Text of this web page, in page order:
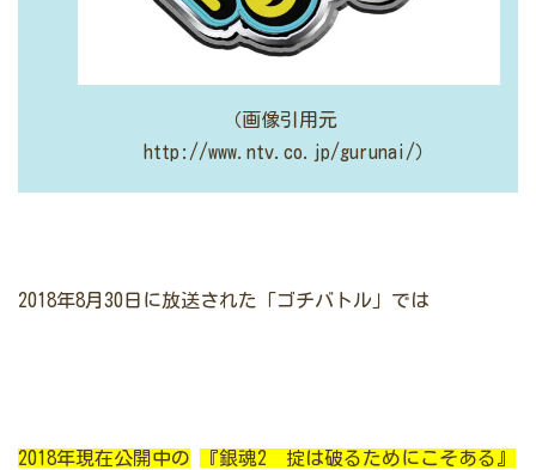
（画像引用元
http://www.ntv.co.jp/gurunai/）
2018年8月30日に放送された「ゴチバトル」では
2018年現在公開中の
『銀魂2 掟は破るためにこそある』